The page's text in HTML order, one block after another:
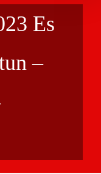
Es
–